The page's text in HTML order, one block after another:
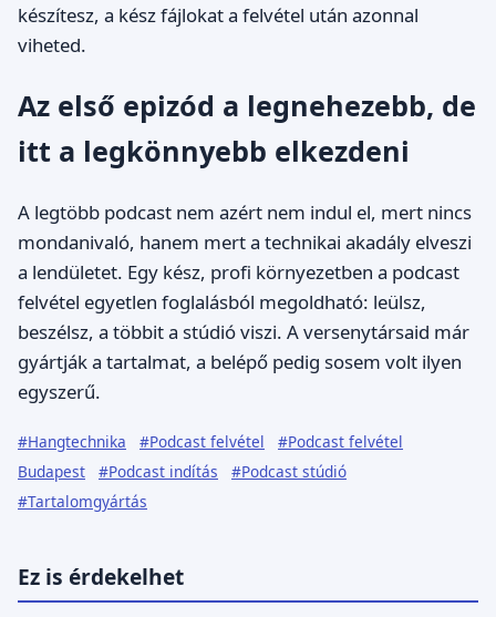
készítesz, a kész fájlokat a felvétel után azonnal
viheted.
Az első epizód a legnehezebb, de
itt a legkönnyebb elkezdeni
A legtöbb podcast nem azért nem indul el, mert nincs
mondanivaló, hanem mert a technikai akadály elveszi
a lendületet. Egy kész, profi környezetben a podcast
felvétel egyetlen foglalásból megoldható: leülsz,
beszélsz, a többit a stúdió viszi. A versenytársaid már
gyártják a tartalmat, a belépő pedig sosem volt ilyen
egyszerű.
#Hangtechnika #Podcast felvétel
#Podcast felvétel
Budapest
#Podcast indítás
#Podcast stúdió
#Tartalomgyártás
Ez is érdekelhet